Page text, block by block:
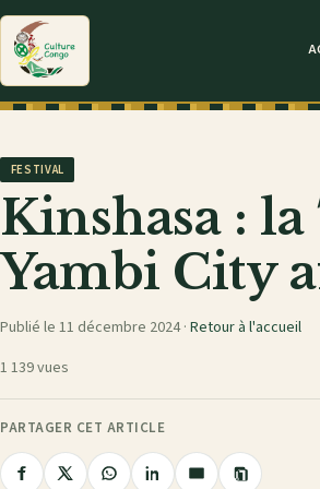
FESTIVAL
Kinshasa :
Yambi City
Publié le 11 décembre 2024 · Retour à l'accueil
1 139 vues
PARTAGER CET ARTICLE
Copier